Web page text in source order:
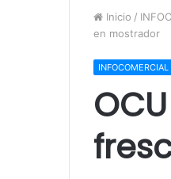
Inicio /
en mostrador
INFOCOMERCIAL